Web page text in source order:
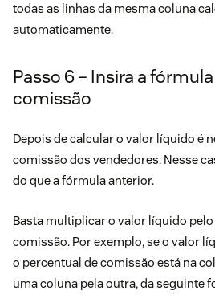
todas as linhas da mesma coluna
automaticamente.
Passo 6 – Insira a
comissão
Depois de calcular o valor líquido é
comissão dos vendedores. Nesse
do que a fórmula anterior.
Basta multiplicar o valor líquido
comissão. Por exemplo, se o valor
o percentual de comissão está na
uma coluna pela outra, da seguinte